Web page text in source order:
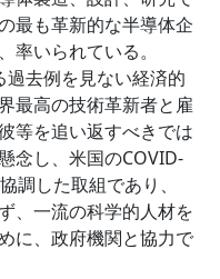
最も革新的な半導体企
率いられている。
去例を見ない経済的
最高の技術革新者と雇
等を追い返すべきでは
念し、米国のCOVID-
調した取組であり、
、一流の科学的人材を
に、政府機関と協力で